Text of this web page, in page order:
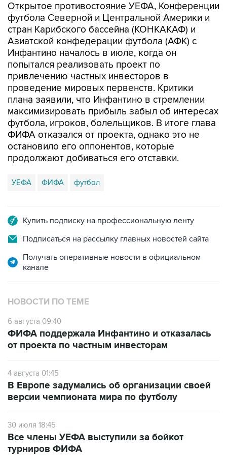
Открытое противостояние УЕФА, Конференции
футбола Северной и Центральной Америки и
стран Карибского бассейна (КОНКАКАФ) и
Азиатской конфедерации футбола (АФК) с
Инфантино началось в июле, когда он
попытался реализовать проект по
привлечению частных инвесторов в
проведение мировых первенств. Критики
плана заявили, что Инфантино в стремлении
максимизировать прибыль забыл об интересах
футбола, игроков, болельщиков. В итоге глава
ФИФА отказался от проекта, однако это не
остановило его оппонентов, которые
продолжают добиваться его отставки.
УЕФА ФИФА футбол
Купить подписку на профессиональную ленту
Подписаться на рассылку главных новостей сайта
Получать оперативные новости в официальном
канале
НОВОСТИ ПО ТЕМЕ
6 августа 09:40
ФИФА поддержала Инфантино и отказалась
от проекта по частным инвесторам
4 августа 01:45
В Европе задумались об организации своей
версии чемпионата мира по футболу
30 июля 18:45
Все члены УЕФА выступили за бойкот
турниров ФИФА